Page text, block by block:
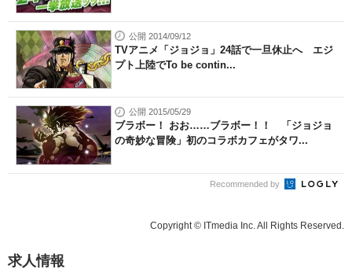
公開 2014/09/12
TVアニメ「ジョジョ」24話で一旦休止へ エジ
プト上陸でTo be contin...
公開 2015/05/29
ブラボー！ おお……ブラボー！！ 「ジョジョ
の奇妙な冒険」初のコラボカフェがタワ...
Recommended by
Copyright © ITmedia Inc. All Rights Reserved.
求人情報